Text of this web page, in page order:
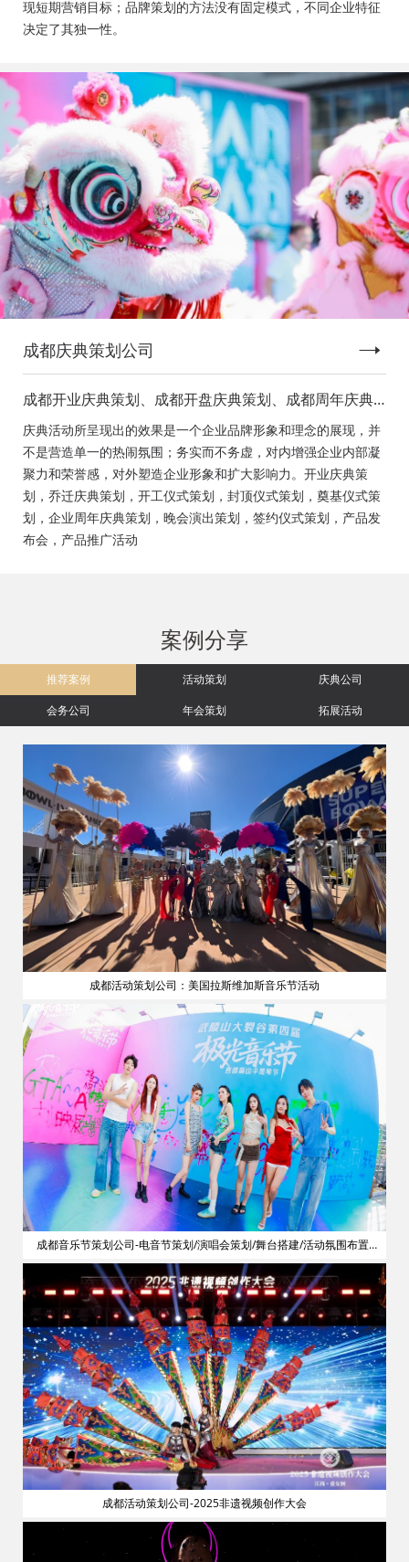
现短期营销目标；品牌策划的方法没有固定模式，不同企业特征
决定了其独一性。
成都庆典策划公司
成都开业庆典策划、成都开盘庆典策划、成都周年庆典
策划、成都启动仪式策划、成都揭幕仪式策划、成都开
工仪式策划、成都竣工仪式策划、成都封顶仪式策划、
成都奠基仪式策划、成都签约仪式策划、成都挂牌仪式
策划、成都揭牌仪式策划、成都颁奖典礼策划
庆典活动所呈现出的效果是一个企业品牌形象和理念的展现，并
不是营造单一的热闹氛围；务实而不务虚，对内增强企业内部凝
聚力和荣誉感，对外塑造企业形象和扩大影响力。开业庆典策
划，乔迁庆典策划，开工仪式策划，封顶仪式策划，奠基仪式策
划，企业周年庆典策划，晚会演出策划，签约仪式策划，产品发
布会，产品推广活动
案例分享
推荐案例 活动策划
庆典公司
会务公司
年会策划 拓展活动
成都活动策划公司：美国拉斯维加斯音乐节活动
成都音乐节策划公司-电音节策划/演唱会策划/舞台搭建/活动氛围布置/
明星艺人网红邀请
成都活动策划公司-2025非遗视频创作大会